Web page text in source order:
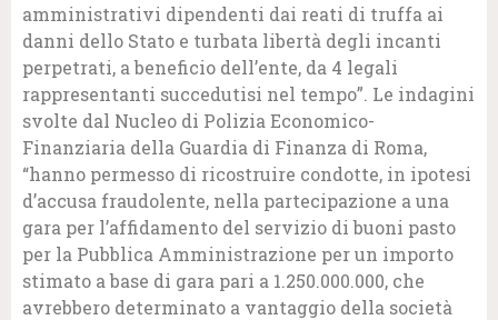
amministrativi dipendenti dai reati di truffa ai
danni dello Stato e turbata libertà degli incanti
perpetrati, a beneficio dell’ente, da 4 legali
rappresentanti succedutisi nel tempo”. Le indagini
svolte dal Nucleo di Polizia Economico-
Finanziaria della Guardia di Finanza di Roma,
“hanno permesso di ricostruire condotte, in ipotesi
d’accusa fraudolente, nella partecipazione a una
gara per l’affidamento del servizio di buoni pasto
per la Pubblica Amministrazione per un importo
stimato a base di gara pari a 1.250.000.000, che
avrebbero determinato a vantaggio della società